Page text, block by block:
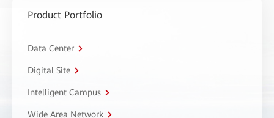
Product Portfolio
Data Center
Digital Site
Intelligent Campus
Wide Area Network